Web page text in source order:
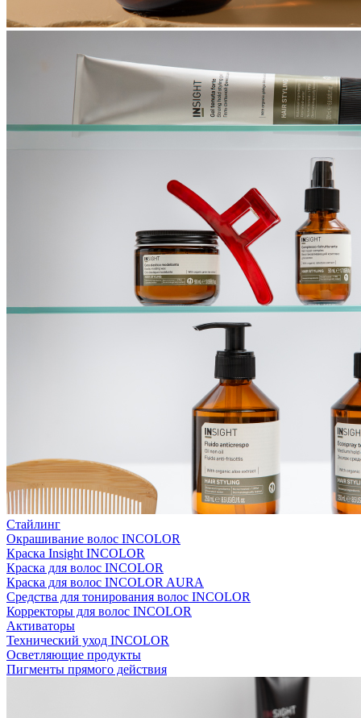
Стайлинг
Окрашивание волос INCOLOR
Краска Insight INCOLOR
Краска для волос INCOLOR
Краска для волос INCOLOR AURA
Средства для тонирования волос INCOLOR
Корректоры для волос INCOLOR
Активаторы
Технический уход INCOLOR
Осветляющие продукты
Пигменты прямого действия